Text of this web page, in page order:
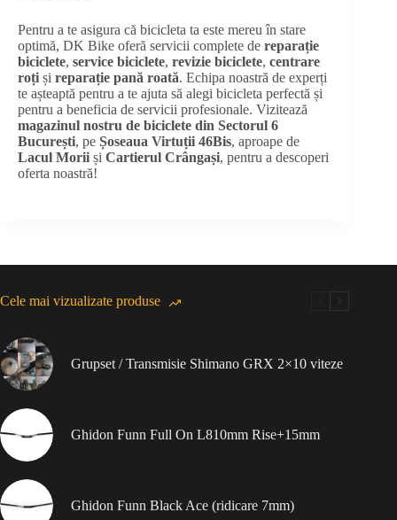
Pentru a te asigura că bicicleta ta este mereu în stare
optimă, DK Bike oferă servicii complete de reparație
biciclete, service biciclete, revizie biciclete, centrare
roți și reparație pană roată. Echipa noastră de experți
te așteaptă pentru a te ajuta să alegi bicicleta perfectă și
pentru a beneficia de servicii profesionale. Vizitează
magazinul nostru de biciclete din Sectorul 6
București, pe Șoseaua Virtuții 46Bis, aproape de
Lacul Morii și Cartierul Crângași, pentru a descoperi
oferta noastră!
Cele mai vizualizate produse
Grupset / Transmisie Shimano GRX 2×10 viteze
Ghidon Funn Full On L810mm Rise+15mm
Ghidon Funn Black Ace (ridicare 7mm)